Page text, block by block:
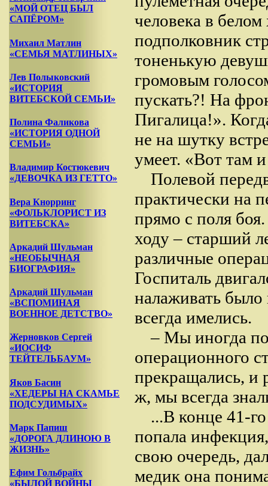
«МОЙ ОТЕЦ БЫЛ
САПЁРОМ»
Михаил Матлин
«СЕМЬЯ МАТЛИНЫХ»
Лев Полыковский
«ИСТОРИЯ
ВИТЕБСКОЙ СЕМЬИ»
Полина Фаликова
«ИСТОРИЯ ОДНОЙ
СЕМЬИ»
Владимир Костюкевич
«ДЕВОЧКА ИЗ ГЕТТО»
Вера Кнорринг
«ФОЛЬКЛОРИСТ ИЗ
ВИТЕБСКА»
Аркадий Шульман
«НЕОБЫЧНАЯ
БИОГРАФИЯ»
Аркадий Шульман
«ВСПОМИНАЯ
ВОЕННОЕ ДЕТСТВО»
Жерновков Сергей
«ИОСИФ
ТЕЙТЕЛЬБАУМ»
Яков Басин
«ХЕДЕРЫ НА СКАМЬЕ
ПОДСУДИМЫХ»
Марк Папиш
«ДОРОГА ДЛИНОЮ В
ЖИЗНЬ»
Ефим Гольбрайх
«БЫЛОЙ ВОЙНЫ
человека в
подполковник
тоненькую
громовым
пускать?! На
Пигалица!».
не на шутку
умеет. «Вот там
Полевой
практически на
прямо с поля
ходу – старший
различные
Госпиталь
налаживать было
всегда имелись.
– Мы иногда по
операционного
прекращались, и
ж, мы всегда
...В конце 41-
попала
свою очередь,
медик она